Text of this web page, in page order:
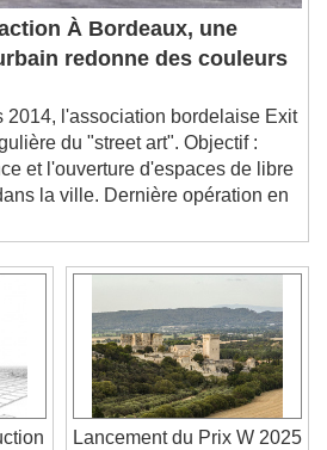
À Bordeaux, une
redonne des couleurs
2014, l'association bordelaise Exit
du "street art". Objectif :
et l'ouverture d'espaces de libre
la ville. Dernière opération en
Lancement du Prix W 2025